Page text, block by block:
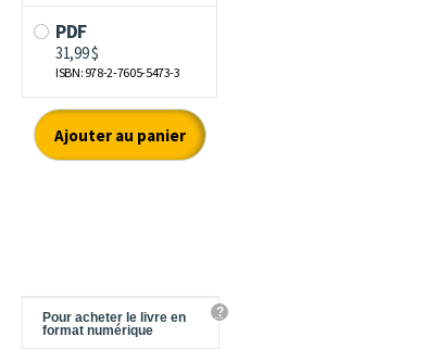
Pour acheter le livre en
format numérique
?